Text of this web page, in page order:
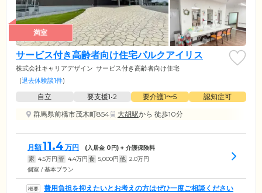
満室
サービス付き高齢者向け住宅パルクアイリス
株式会社キャリアデザイン サービス付き高齢者向け住宅
(退去体験談1件)
自立 要支援1•2 要介護1〜5
認知症可
群馬県前橋市茂木町854
大胡駅から 徒歩10分
月額11.4 万円 (入居金 0円) + 介護保険料
家 4.5万円 管 4.4万円 食 5,000円 他 2.0万円
個室 / 基本プラン
費用負担を抑えたいとお考えの方はぜひ一度ご相談ください